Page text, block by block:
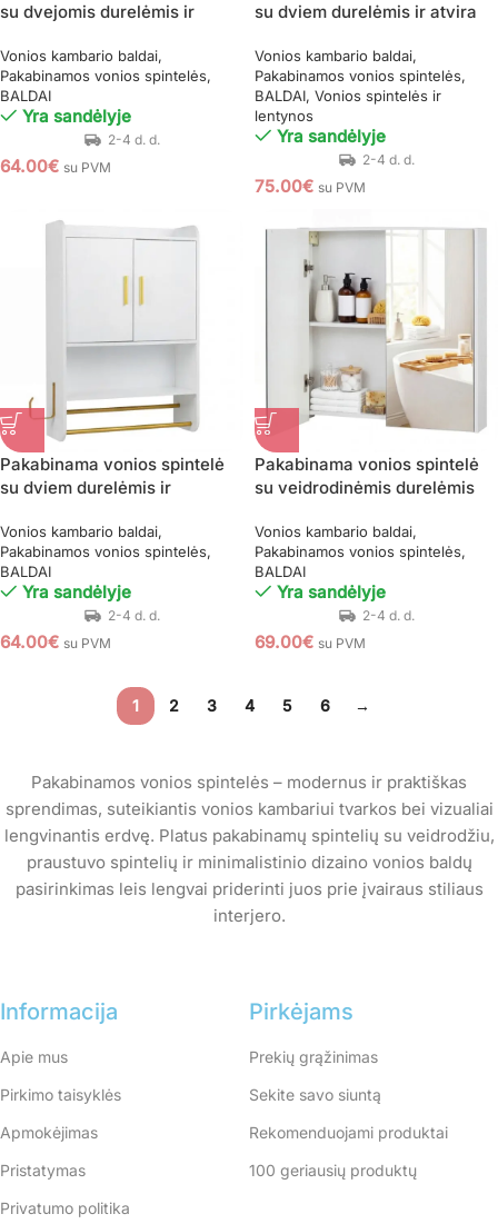
su dvejomis durelėmis ir
(Juoda)
Vonios kambario baldai
Pakabinamos vonios spintelės
BALDAI
Yra sandėlyje
64.00€ su PVM
su dviem durelėmis ir atvira
Vonios kambario baldai
Pakabinamos vonios spintelės
BALDAI Vonios spintelės ir
lentynos
Yra sandėlyje
75.00€ su PVM
Pakabinama vonios spintelė
su dviem durelėmis ir
(Balta)
Vonios kambario baldai
Pakabinamos vonios spintelės
BALDAI
Yra sandėlyje
64.00€ su PVM
Pakabinama vonios spintelė
su veidrodinėmis durelėmis
Vonios kambario baldai
Pakabinamos vonios spintelės
BALDAI
Yra sandėlyje
69.00€ su PVM
1 2 3 4 5 6 →
Pakabinamos vonios spintelės – modernus ir praktiškas
sprendimas, suteikiantis vonios kambariui tvarkos bei vizualiai
lengvinantis erdvę. Platus pakabinamų spintelių su veidrodžiu,
praustuvo spintelių ir minimalistinio dizaino vonios baldų
pasirinkimas leis lengvai priderinti juos prie įvairaus stiliaus
interjero.
Informacija
Apie mus
Pirkimo taisyklės
Apmokėjimas
Pristatymas
Privatumo politika
Pirkėjams
Prekių grąžinimas
Sekite savo siuntą
Rekomenduojami produktai
100 geriausių produktų